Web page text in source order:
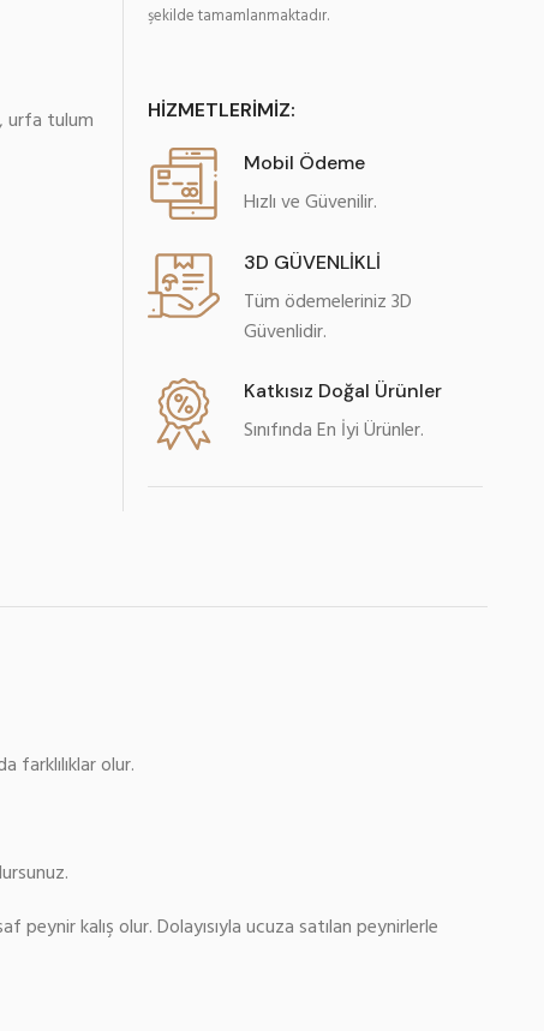
,urfa tulum
şekilde tamamlanmaktadır.
HİZMETLERİMİZ:
Mobil Ödeme
Hızlı ve Güvenilir.
3D GÜVENLİKLİ
Tüm ödemeleriniz 3D
Güvenlidir.
Katkısız Doğal Ürünler
Sınıfında En İyi Ürünler.
farklılıklar olur.
kalış olur. Dolayısıyla ucuza satılan peynirlerle